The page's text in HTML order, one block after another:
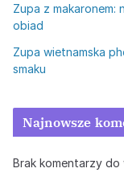
Zupa z makaronem:
obiad
Zupa wietnamska
smaku
Najnowsze
Brak komentarzy do